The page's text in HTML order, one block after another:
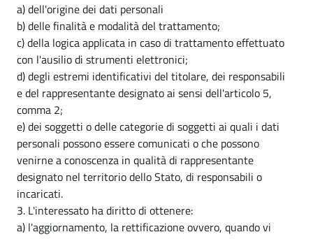
a) dell'origine dei dati personali
b) delle finalità e modalità del trattamento;
c) della logica applicata in caso di trattamento effettuato
con l'ausilio di strumenti elettronici;
d) degli estremi identificativi del titolare, dei responsabili
e del rappresentante designato ai sensi dell'articolo 5,
comma 2;
e) dei soggetti o delle categorie di soggetti ai quali i dati
personali possono essere comunicati o che possono
venirne a conoscenza in qualità di rappresentante
designato nel territorio dello Stato, di responsabili o
incaricati.
3. L'interessato ha diritto di ottenere:
a) l'aggiornamento, la rettificazione ovvero, quando vi